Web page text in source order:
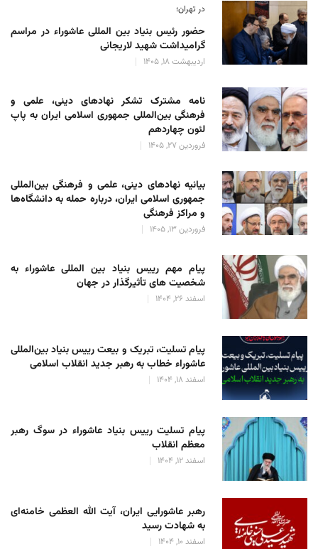
در تهران؛
حضور رئیس بنیاد بین المللی عاشوراء در مراسم
گرامیداشت شهید لاریجانی
اردیبهشت 18, 1405
نامه مشترک تشکر نهادهای دینی، علمی و
فرهنگی بین‌المللی جمهوری اسلامی ایران به پاپ
لئون چهاردهم
فروردین 27, 1405
بیانیه نهادهای دینی، علمی و فرهنگی بین‌المللی
جمهوری اسلامی ایران، درباره حمله به دانشگاه‌ها
و مراکز فرهنگی
فروردین 13, 1405
پیام مهم رییس بنیاد بین المللی عاشوراء به
شخصیت های تأثیرگذار در جهان
اسفند 26, 1404
پیام تسلیت، تبریک و بیعت رییس بنیاد بین‌المللی
عاشوراء خطاب به رهبر جدید انقلاب اسلامی
اسفند 18, 1404
پیام تسلیت رییس بنیاد عاشوراء در سوگ رهبر
معظم انقلاب
اسفند 12, 1404
رهبر عاشورایی ایران، آیت الله العظمی خامنه‌ای
به شهادت رسید
اسفند 10, 1404